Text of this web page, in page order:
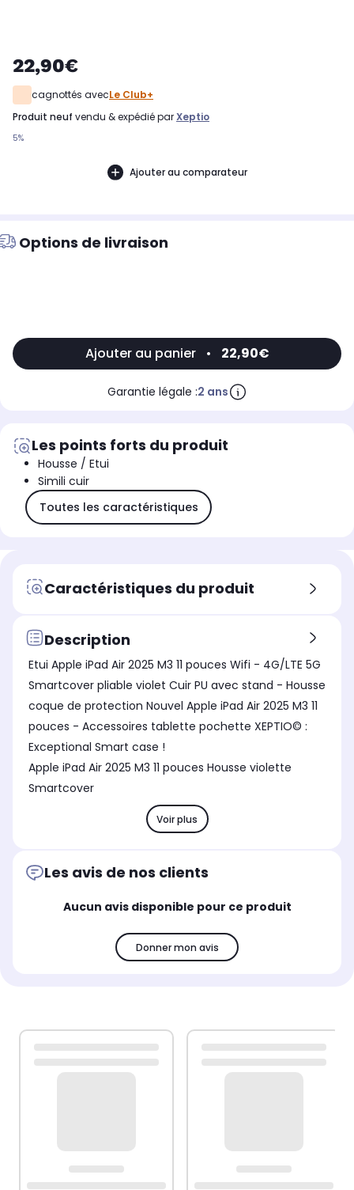
22,90€
cagnottés avecLe Club+
produit neuf vendu & expédié parXeptio
5%
Ajouter au comparateur
Options de livraison
Ajouter au panier • 22,90€
Garantie légale :2 ans
Les points forts du produit
Housse / Etui
Simili cuir
Toutes les caractéristiques
Caractéristiques du produit
Description
Etui Apple iPad Air 2025 M3 11 pouces Wifi - 4G/LTE 5G
Smartcover pliable violet Cuir PU avec stand - Housse
coque de protection Nouvel Apple iPad Air 2025 M3 11
pouces - Accessoires tablette pochette XEPTIO© :
Exceptional Smart case !
Apple iPad Air 2025 M3 11 pouces Housse violette
Smartcover
Voir plus
Les avis de nos clients
Aucun avis disponible pour ce produit
Donner mon avis